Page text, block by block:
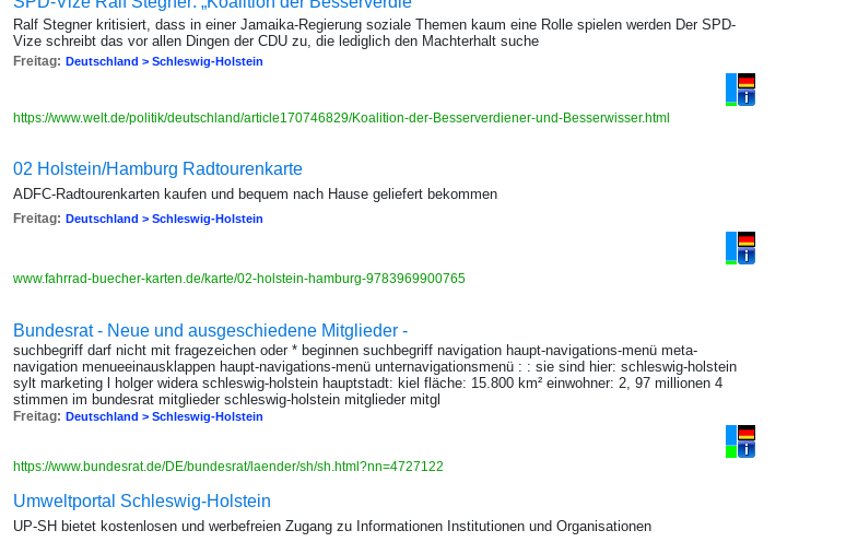
Ralf Stegner kritisiert, dass in einer Jamaika-Regierung soziale Themen kaum eine Rolle spielen werden Der SPD-
Vize schreibt das vor allen Dingen der CDU zu, die lediglich den Machterhalt suche
Freitag: Deutschland > Schleswig-Holstein
https://www.welt.de/politik/deutschland/article170746829/Koalition-der-Besserverdiener-und-Besserwisser.html
02 Holstein/Hamburg Radtourenkarte
ADFC-Radtourenkarten kaufen und bequem nach Hause geliefert bekommen
Freitag: Deutschland > Schleswig-Holstein
www.fahrrad-buecher-karten.de/karte/02-holstein-hamburg-9783969900765
Bundesrat - Neue und ausgeschiedene Mitglieder -
suchbegriff darf nicht mit fragezeichen oder * beginnen suchbegriff navigation haupt-navigations-menü meta-
navigation menueeinausklappen haupt-navigations-menü unternavigationsmenü : : sie sind hier: schleswig-holstein
sylt marketing l holger widera schleswig-holstein hauptstadt: kiel fläche: 15.800 km² einwohner: 2, 97 millionen 4
stimmen im bundesrat mitglieder schleswig-holstein mitglieder mitgl
Freitag: Deutschland > Schleswig-Holstein
https://www.bundesrat.de/DE/bundesrat/laender/sh/sh.html?nn=4727122
Umweltportal Schleswig-Holstein
UP-SH bietet kostenlosen und werbefreien Zugang zu Informationen Institutionen und Organisationen